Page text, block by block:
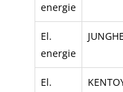
energie
El.
energie
El.